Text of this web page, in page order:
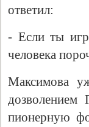
ответил:
- Если ты
человека
Максимова
дозволением
пионерную